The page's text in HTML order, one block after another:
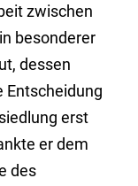
zwischen
besonderer
dessen
Entscheidung
erst
er dem
des